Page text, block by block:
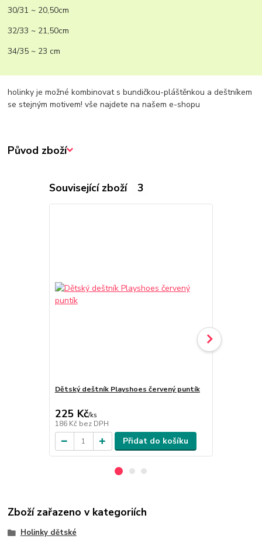
30/31 ~ 20,50cm
32/33 ~ 21,50cm
34/35 ~ 23 cm
holinky je možné kombinovat s bundičkou-pláštěnkou a deštníkem
se stejným motivem! vše najdete na našem e-shopu
Původ zboží
Související zboží 3
Dětský deštník Playshoes červený puntík
225 Kč/ks
186 Kč bez DPH
Přidat do košíku
Zboží zařazeno v kategoriích
Holinky dětské